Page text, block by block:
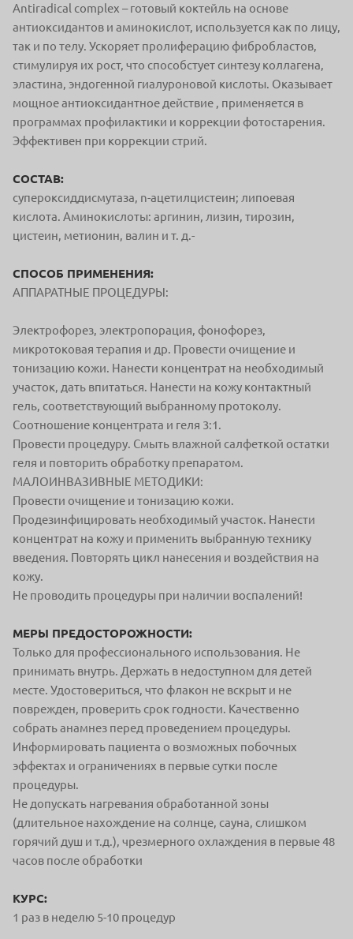
Аntiradical complex – готовый коктейль на основе
антиоксидантов и аминокислот, используется как по лицу,
так и по телу. Ускоряет пролиферацию фибробластов,
стимулируя их рост, что способстует синтезу коллагена,
эластина, эндогенной гиалуроновой кислоты. Оказывает
мощное антиоксидантное действие , применяется в
программах профилактики и коррекции фотостарения.
Эффективен при коррекции стрий.
СОСТАВ:
супероксиддисмутаза, n-ацетилцистеин; липоевая
кислота. Аминокислоты: аргинин, лизин, тирозин,
цистеин, метионин, валин и т. д.-
СПОСОБ ПРИМЕНЕНИЯ:
АППАРАТНЫЕ ПРОЦЕДУРЫ:
Электрофорез, электропорация, фонофорез,
микротоковая терапия и др. Провести очищение и
тонизацию кожи. Нанести концентрат на необходимый
участок, дать впитаться. Нанести на кожу контактный
гель, соответствующий выбранному протоколу.
Соотношение концентрата и геля 3:1.
Провести процедуру. Смыть влажной салфеткой остатки
геля и повторить обработку препаратом.
МАЛОИНВАЗИВНЫЕ МЕТОДИКИ:
Провести очищение и тонизацию кожи.
Продезинфицировать необходимый участок. Нанести
концентрат на кожу и применить выбранную технику
введения. Повторять цикл нанесения и воздействия на
кожу.
Не проводить процедуры при наличии воспалений!
МЕРЫ ПРЕДОСТОРОЖНОСТИ:
Только для профессионального использования. Не
принимать внутрь. Держать в недоступном для детей
месте. Удостовериться, что флакон не вскрыт и не
поврежден, проверить срок годности. Качественно
собрать анамнез перед проведением процедуры.
Информировать пациента о возможных побочных
эффектах и ограничениях в первые сутки после
процедуры.
Не допускать нагревания обработанной зоны
(длительное нахождение на солнце, сауна, слишком
горячий душ и т.д.), чрезмерного охлаждения в первые 48
часов после обработки
КУРС:
1 раз в неделю 5-10 процедур